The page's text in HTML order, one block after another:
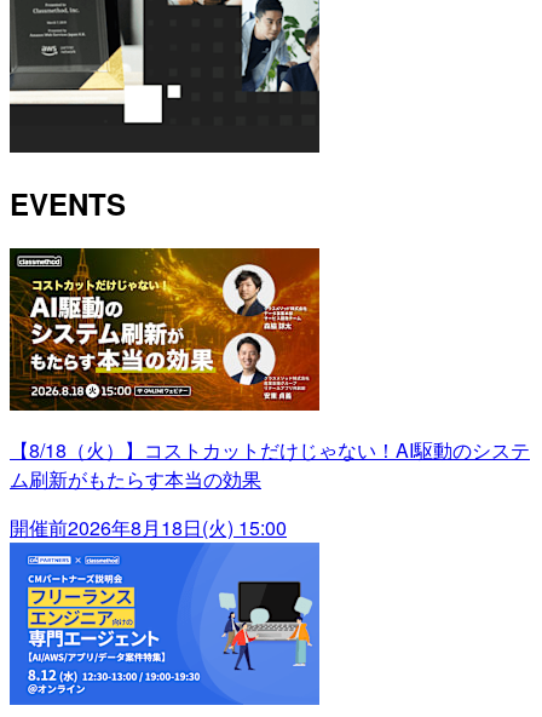
EVENTS
【8/18（火）】コストカットだけじゃない！AI駆動のシステ
ム刷新がもたらす本当の効果
開催前2026年8月18日(火) 15:00